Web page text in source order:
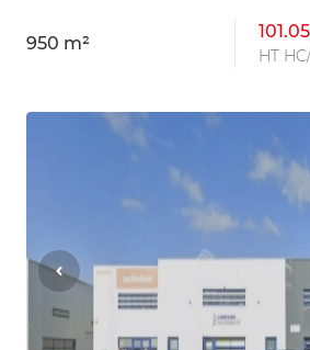
950 m²
HT